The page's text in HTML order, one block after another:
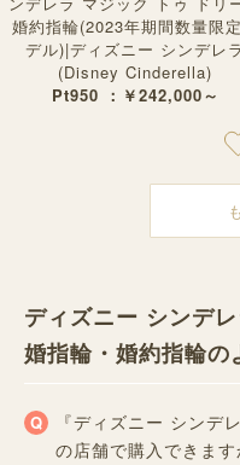
婚約指輪(2023年期間数量限
デル)|ディズニー シンデレラ
(Disney Cinderella)
Pt950 ：￥242,000～
ディズニー シンデ
婚指輪・婚約指輪の
『ディズニー シンデ
の店舗で購入できます